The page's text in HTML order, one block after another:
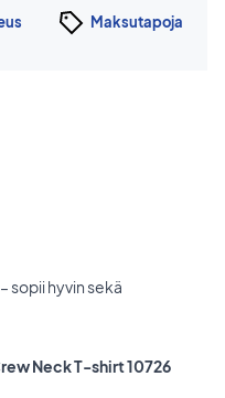
Maksutapoja
sopii hyvin sekä
Neck T-shirt 10726